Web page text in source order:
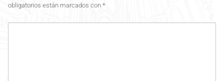
obligatorios están marcados con *